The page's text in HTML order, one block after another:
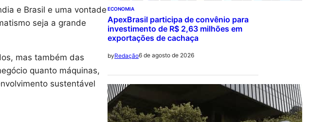
e Brasil e uma vontade
seja a grande
mas também das
quanto máquinas,
sustentável
ECONOMIA
ApexBrasil participa de convênio para
investimento de R$ 2,63 milhões em
exportações de cachaça
byRedação6 de agosto de 2026